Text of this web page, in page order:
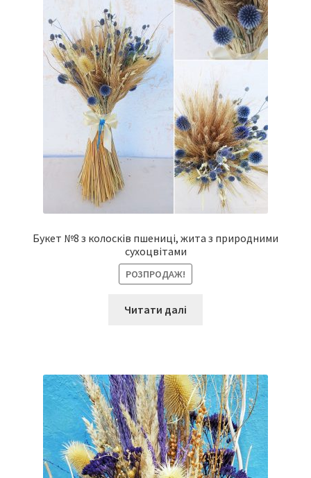
Букет №8 з колосків пшениці, жита з природними
сухоцвітами
РОЗПРОДАЖ!
Читати далі